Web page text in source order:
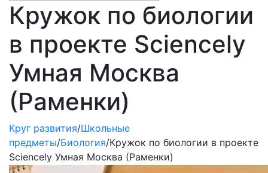
Кружок по биологии
в проекте Sciencely
Умная Москва
(Раменки)
Круг развития/Школьные
предметы/Биология/Кружок по биологии в проекте
Sciencely Умная Москва (Раменки)